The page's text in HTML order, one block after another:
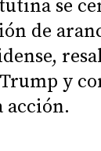
se
de
y
acción.